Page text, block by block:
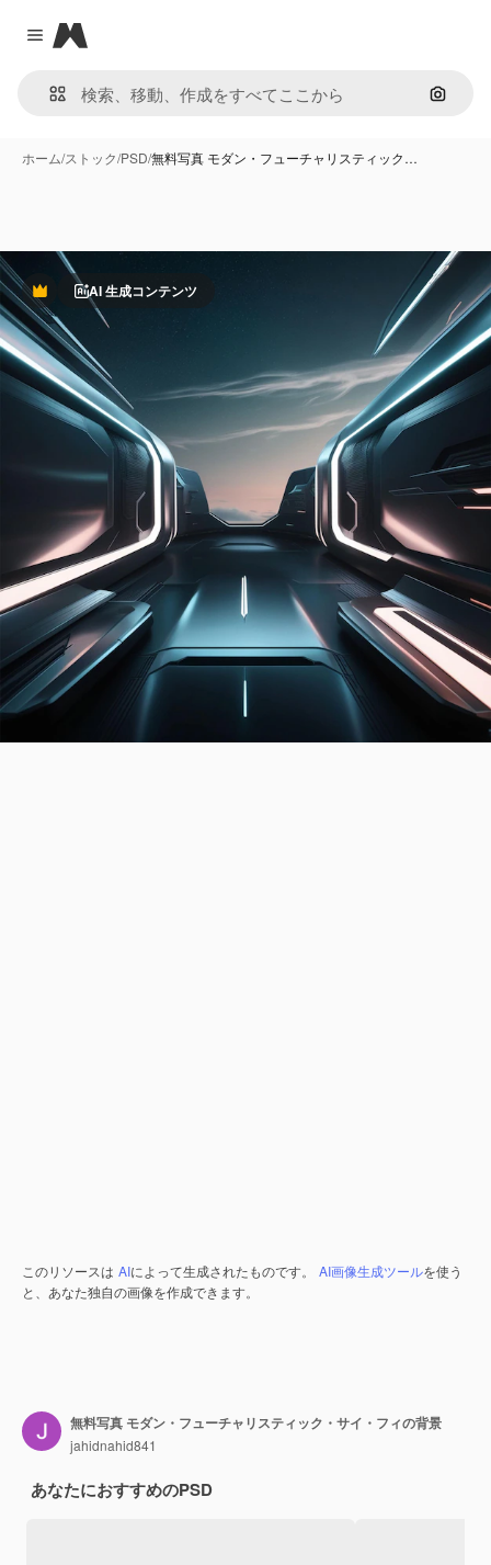
Close menu
Magnific
画像で
ホーム/ストック/PSD/無料写真 モダン・フューチャリスティック…
PremiumAI 生成コンテンツ
このリソースは AIによって生成されたものです。 AI画像生成ツールを使う
と、あなた独自の画像を作成できます。
無料写真 モダン・フューチャリスティック・サイ・フィの背景
jahidnahid841
あなたにおすすめのPSD